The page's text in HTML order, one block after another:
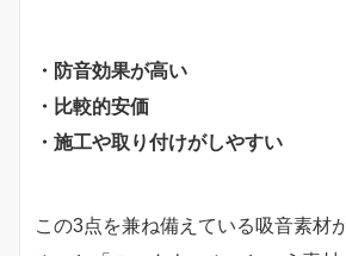
・防音効果が高い
・比較的安価
・施工や取り付けがしやすい
この3点を兼ね備えている吸音素材